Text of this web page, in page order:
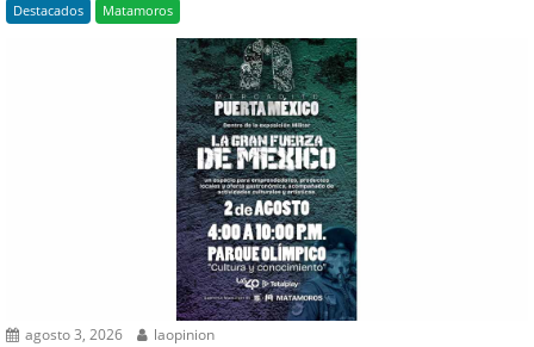
Destacados Matamoros
agosto 3, 2026 laopinion